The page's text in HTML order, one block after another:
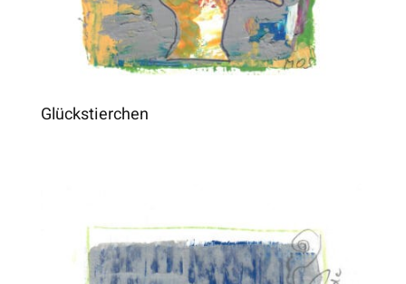
Glückstierchen